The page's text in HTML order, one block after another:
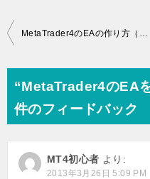
投
ビ
ゲ
シ
“MetaTrader4のEA
件のフィードバック
MT4初心者 より:
2013年3月26日 5:09 PM